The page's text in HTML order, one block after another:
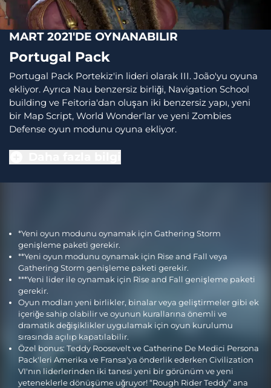
MART 2021'DE OYNANABILIR
Portugal Pack
Portugal Pack Portekiz'in lideri olarak III. João'yu oyuna
ekliyor. Ayrıca Nau benzersiz birliği, Navigation School
building ve Feitoria'dan oluşan iki benzersiz yapı, yeni
bir Map Script, World Wonder'lar ve yeni Zombies
Defense oyun modunu oyuna ekliyor.
*Yeni oyun modunu oynamak için Gathering Storm
genişleme paketi gerekir.
**Yeni oyun modunu oynamak için Rise and Fall veya
Gathering Storm genişleme paketi gerekir.
***Yeni lider ile oynamak için Rise and Fall genişleme paketi
gerekir.
Oyun modları yeni birlikler, binalar veya geliştirmeler gibi ek
içeriğe sahip olabilir ve oyunun kurallarına önemli ve
dramatik değişiklikler uygulamak için oyun kurulumu
sırasında açılıp kapatılabilir.
Özel bonus: Teddy Roosevelt ve Catherine De Medici Persona
Pack'leri Amerika ve Fransa'ya önderlik ederken Civilization
VI'nın liderlerinden iki tanesi yeni bir görünüm ve yeni
yeteneklerle dönüşüme uğruyor! “Rough Rider Teddy” ana